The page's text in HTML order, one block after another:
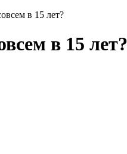
в 15 лет?
в 15 лет?